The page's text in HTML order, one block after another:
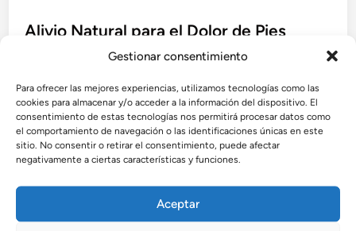
Gestionar consentimiento
Para ofrecer las mejores experiencias, utilizamos tecnologías como las
cookies para almacenar y/o acceder a la información del dispositivo. El
consentimiento de estas tecnologías nos permitirá procesar datos como
el comportamiento de navegación o las identificaciones únicas en este
sitio. No consentir o retirar el consentimiento, puede afectar
negativamente a ciertas características y funciones.
Aceptar
b
c
a
d
o
e
Alivio Natural para el Dolor de Pies
Descubre remedios naturales y efectivos para aliviar
el dolor de pies de forma segura en casa. Aprende
cómo ingredientes como el vinagre, el jengibre o las
sales de Epsom pueden ayudarte a relajar y
desinflamar tus pies cansados.